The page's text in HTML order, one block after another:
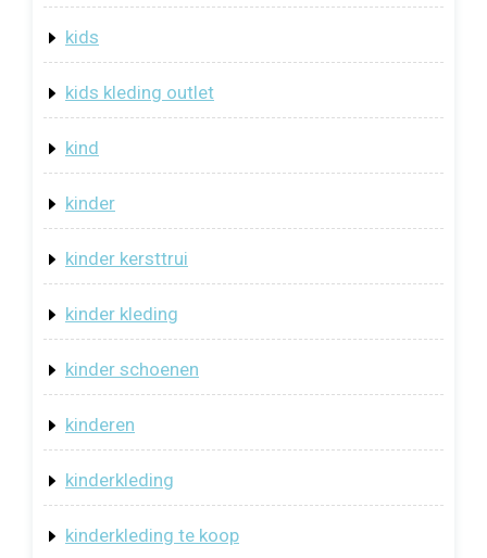
kids
kids kleding outlet
kind
kinder
kinder kersttrui
kinder kleding
kinder schoenen
kinderen
kinderkleding
kinderkleding te koop